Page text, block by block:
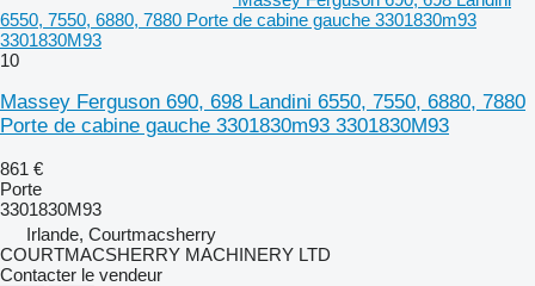
6550, 7550, 6880, 7880 Porte de cabine gauche 3301830m93
3301830M93
10
Massey Ferguson 690, 698 Landini 6550, 7550, 6880, 7880
Porte de cabine gauche 3301830m93 3301830M93
861 €
Porte
3301830M93
Irlande, Courtmacsherry
COURTMACSHERRY MACHINERY LTD
Contacter le vendeur